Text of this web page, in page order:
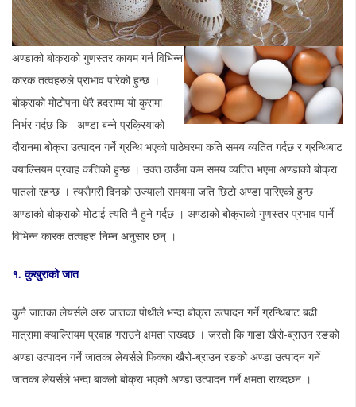
अण्डाको बोक्राकोगुणस्तर कायम गर्न विभिन्न
कारक तत्वहरुले प्राभाव पारेको हुन्छ ।
बोक्राको मोटोपना धेरै हदसम्म यो कुरामा
निर्भर गर्दछ कि - अण्डा बन्ने प्रक्रियाको
दौरानमा बोक्रा उत्पादन गर्ने ग्रन्थि भएको पाठेघरमा कति समय व्यतित गर्दछ र ग्रन्थिबाट
क्याल्सियम प्रवाह कत्तिको हुन्छ । उक्त ठाउँमा कम समय व्यतित भएमा अण्डाको बोक्रा
पातलो रहन्छ । त्यसैगरी दिनको उज्यालो समयमा जति छिटो अण्डा पारिएको हुन्छ
अण्डाको बोक्राको मोटाई त्यति नै हुने गर्दछ । अण्डाको बोक्राको गुणस्तर प्रभाव पार्ने
विभिन्न कारक तत्वहरु निम्न अनुसार छन् ।
१.कुखुराकोजात
कुनै जातका लेयर्सले अरु जातका पोथीले भन्दा बोक्रा उत्पादन गर्ने ग्रन्थिबाट बढी
मात्रामा क्याल्सियम प्रवाह गराउने क्षमता राख्दछ । जस्तो कि गाडा खैरो-ब्राउन रङको
अण्डा उत्पादन गर्ने जातका लेयर्सले फिक्का खैरो-ब्राउन रङको अण्डा उत्पादन गर्ने
जातका लेयर्सले भन्दा बाक्लो बोक्रा भएको अण्डा उत्पादन गर्ने क्षमता राख्दछन ।